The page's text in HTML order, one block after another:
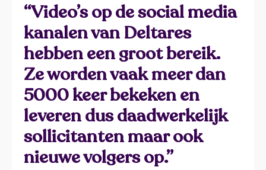
“Video’s op de social media
kanalen van Deltares
hebben een groot bereik.
Ze worden vaak meer dan
5000 keer bekeken en
leveren dus daadwerkelijk
sollicitanten maar ook
nieuwe volgers op.”